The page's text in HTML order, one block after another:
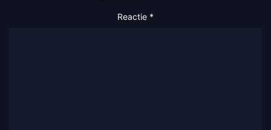
Reactie *